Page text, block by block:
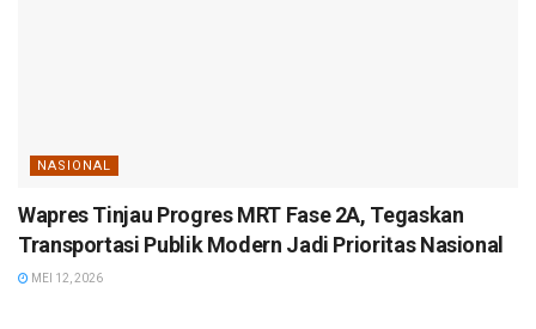
NASIONAL
Wapres Tinjau Progres MRT Fase 2A, Tegaskan
Transportasi Publik Modern Jadi Prioritas Nasional
MEI 12, 2026